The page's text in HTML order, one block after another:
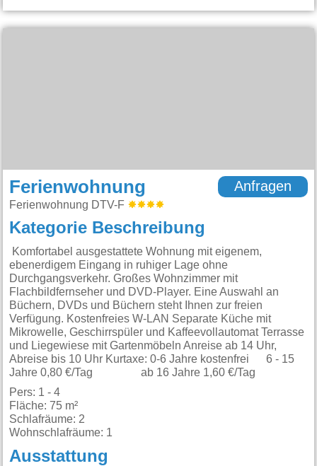
Ferienwohnung
Ferienwohnung DTV-F
Anfragen
Kategorie Beschreibung
Komfortabel ausgestattete Wohnung mit eigenem,
ebenerdigem Eingang in ruhiger Lage ohne
Durchgangsverkehr. Großes Wohnzimmer mit
Flachbildfernseher und DVD-Player. Eine Auswahl an
Büchern, DVDs und Büchern steht Ihnen zur freien
Verfügung. Kostenfreies W-LAN Separate Küche mit
Mikrowelle, Geschirrspüler und Kaffeevollautomat Terrasse
und Liegewiese mit Gartenmöbeln Anreise ab 14 Uhr,
Abreise bis 10 Uhr Kurtaxe: 0-6 Jahre kostenfrei 6 - 15
Jahre 0,80 €/Tag ab 16 Jahre 1,60 €/Tag
Pers: 1 - 4
Fläche: 75 m²
Schlafräume: 2
Wohnschlafräume: 1
Ausstattung